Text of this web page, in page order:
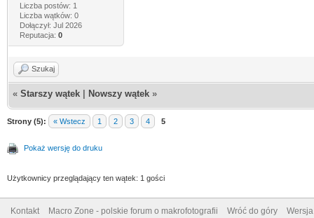
Liczba postów: 1
Liczba wątków: 0
Dołączył: Jul 2026
Reputacja: 0
Szukaj
« Starszy wątek Nowszy wątek »
Strony (5): « Wstecz 1 2 3 4 5
Pokaż wersję do druku
Użytkownicy przeglądający ten wątek: 1 gości
Kontakt Macro Zone - polskie forum o makrofotografii Wróć do góry